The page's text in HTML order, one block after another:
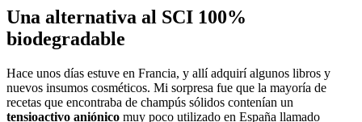
Una alternativa al SCI 100%
biodegradable
Hace unos días estuve en Francia, y allí adquirí algunos libros y
nuevos insumos cosméticos. Mi sorpresa fue que la mayoría de
recetas que encontraba de champús sólidos contenían un
tensioactivo aniónico muy poco utilizado en España llamado